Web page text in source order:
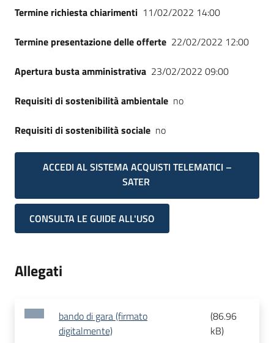
Termine richiesta chiarimenti 11/02/2022 14:00
Termine presentazione delle offerte 22/02/2022 12:00
Apertura busta amministrativa 23/02/2022 09:00
Requisiti di sostenibilità ambientale no
Requisiti di sostenibilità sociale no
ACCEDI AL SISTEMA ACQUISTI TELEMATICI –
SATER
CONSULTA LE GUIDE ALL'USO
Allegati
bando di gara (firmato
digitalmente)
(86.96
kB)